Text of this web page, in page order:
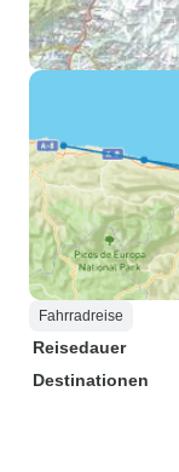
Fahrradreise
Reisedauer
Destinationen